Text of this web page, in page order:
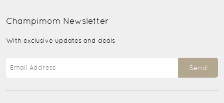
Champimom Newsletter
With exclusive updates and deals
Send